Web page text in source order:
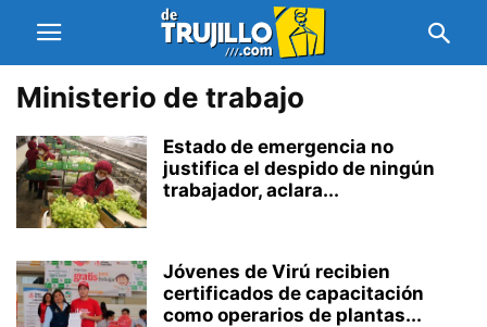
Ministerio de trabajo
Estado de emergencia no
justifica el despido de ningún
trabajador, aclara...
Jóvenes de Virú recibien
certificados de capacitación
como operarios de plantas...